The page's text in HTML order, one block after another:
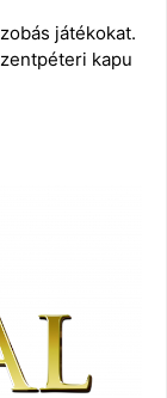
játékokat.
kapu